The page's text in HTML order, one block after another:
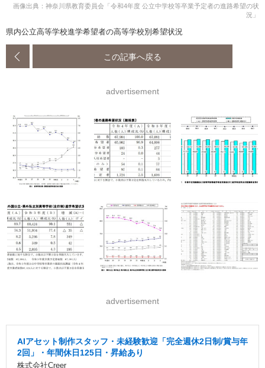
画像出典：神奈川県教育委員会「令和4年度 公立中学校等卒業予定者の進路希望の状
況」
県内公立高等学校進学希望者の高等学校別希望状況
この記事へ戻る
advertisement
advertisement
AIアセット制作スタッフ・未経験歓迎「完全週休2日制/賞与年
2回」・年間休日125日・昇給あり
株式会社Creer